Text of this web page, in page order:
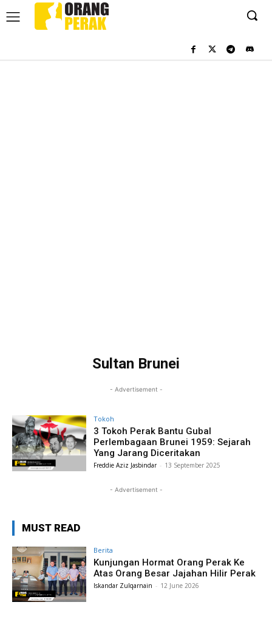
Sultan Brunei
- Advertisement -
Tokoh
3 Tokoh Perak Bantu Gubal
Perlembagaan Brunei 1959: Sejarah
Yang Jarang Diceritakan
Freddie Aziz Jasbindar - 13 September 2025
- Advertisement -
MUST READ
Berita
Kunjungan Hormat Orang Perak Ke
Atas Orang Besar Jajahan Hilir Perak
Iskandar Zulqarnain - 12 June 2026